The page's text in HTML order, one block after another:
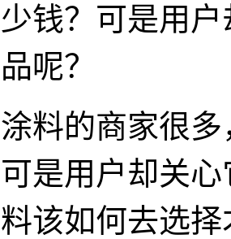
钱？可是用
呢？
料的商家很
是用户却关
该如何去选